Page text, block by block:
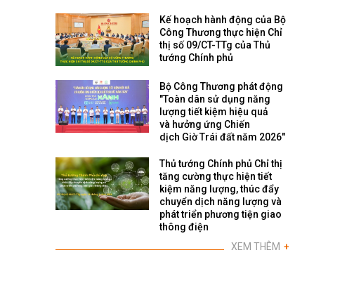
Kế hoạch hành động của Bộ
Công Thương thực hiện Chỉ
thị số 09/CT-TTg của Thủ
tướng Chính phủ
Bộ Công Thương phát động
"Toàn dân sử dụng năng
lượng tiết kiệm hiệu quả
và hưởng ứng Chiến
dịch Giờ Trái đất năm 2026"
Thủ tướng Chính phủ Chỉ thị
tăng cường thực hiện tiết
kiệm năng lượng, thúc đẩy
chuyển dịch năng lượng và
phát triển phương tiện giao
thông điện
XEM THÊM +